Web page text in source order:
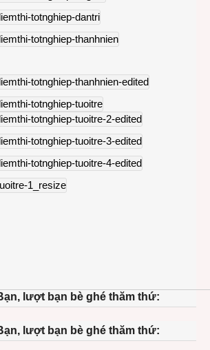
lượt bạn bè ghé thăm thứ:
lượt bạn bè ghé thăm thứ: